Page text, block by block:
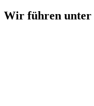
Wir führen unter